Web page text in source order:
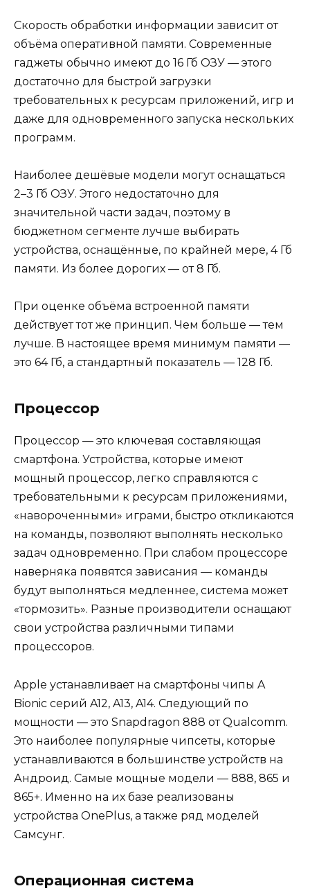
Скорость обработки информации зависит от
объёма оперативной памяти. Современные
гаджеты обычно имеют до 16 Гб ОЗУ — этого
достаточно для быстрой загрузки
требовательных к ресурсам приложений, игр и
даже для одновременного запуска нескольких
программ.
Наиболее дешёвые модели могут оснащаться
2–3 Гб ОЗУ. Этого недостаточно для
значительной части задач, поэтому в
бюджетном сегменте лучше выбирать
устройства, оснащённые, по крайней мере, 4 Гб
памяти. Из более дорогих — от 8 Гб.
При оценке объёма встроенной памяти
действует тот же принцип. Чем больше — тем
лучше. В настоящее время минимум памяти —
это 64 Гб, а стандартный показатель — 128 Гб.
Процессор
Процессор — это ключевая составляющая
смартфона. Устройства, которые имеют
мощный процессор, легко справляются с
требовательными к ресурсам приложениями,
«навороченными» играми, быстро откликаются
на команды, позволяют выполнять несколько
задач одновременно. При слабом процессоре
наверняка появятся зависания — команды
будут выполняться медленнее, система может
«тормозить». Разные производители оснащают
свои устройства различными типами
процессоров.
Apple устанавливает на смартфоны чипы A
Bionic серий A12, A13, A14. Следующий по
мощности — это Snapdragon 888 от Qualcomm.
Это наиболее популярные чипсеты, которые
устанавливаются в большинстве устройств на
Андроид. Самые мощные модели — 888, 865 и
865+. Именно на их базе реализованы
устройства OnePlus, а также ряд моделей
Самсунг.
Операционная система